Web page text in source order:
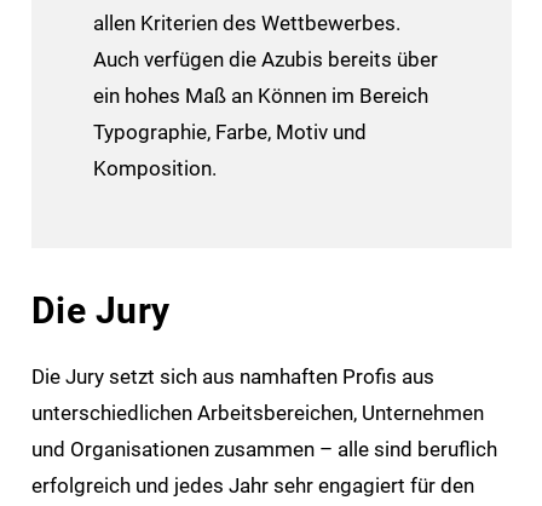
allen Kriterien des Wettbewerbes.
Auch verfügen die Azubis bereits über
ein hohes Maß an Können im Bereich
Typographie, Farbe, Motiv und
Komposition.
Die Jury
Die Jury setzt sich aus namhaften Profis aus
unterschiedlichen Arbeitsbereichen, Unternehmen
und Organisationen zusammen – alle sind beruflich
erfolgreich und jedes Jahr sehr engagiert für den